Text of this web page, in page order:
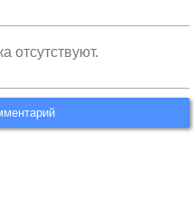
отсутствуют.